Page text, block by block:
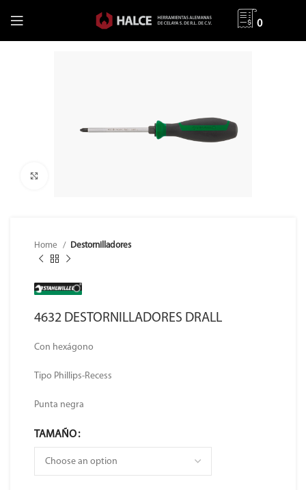
0
Home Destornilladores
4632 DESTORNILLADORES DRALL
Con hexágono
Tipo Phillips-Recess
Punta negra
TAMAÑO